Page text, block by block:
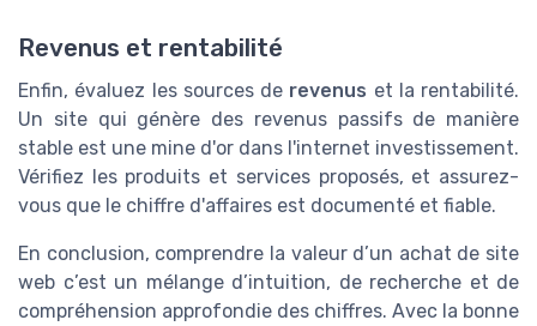
Revenus et rentabilité
Enfin, évaluez les sources de revenus et la rentabilité.
Un site qui génère des revenus passifs de manière
stable est une mine d'or dans l'internet investissement.
Vérifiez les produits et services proposés, et assurez-
vous que le chiffre d'affaires est documenté et fiable.
En conclusion, comprendre la valeur d’un achat de site
web c’est un mélange d’intuition, de recherche et de
compréhension approfondie des chiffres. Avec la bonne